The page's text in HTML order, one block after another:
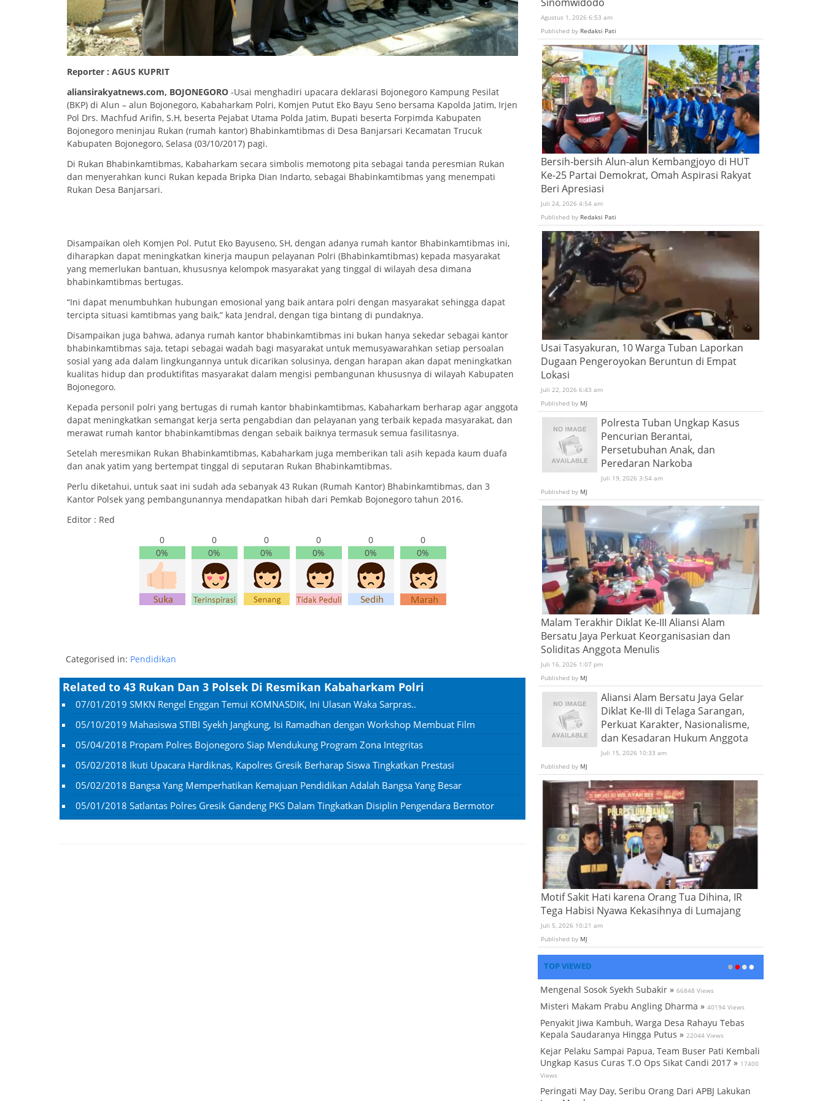
Reporter : AGUS KUPRIT
aliansirakyatnews.com, BOJONEGORO -Usai menghadiri upacara deklarasi Bojonegoro Kampung Pesilat
(BKP) di Alun – alun Bojonegoro, Kabaharkam Polri, Komjen Putut Eko Bayu Seno bersama Kapolda Jatim, Irjen
Pol Drs. Machfud Arifin, S.H, beserta Pejabat Utama Polda Jatim, Bupati beserta Forpimda Kabupaten
Bojonegoro meninjau Rukan (rumah kantor) Bhabinkamtibmas di Desa Banjarsari Kecamatan Trucuk
Kabupaten Bojonegoro, Selasa (03/10/2017) pagi.
Di Rukan Bhabinkamtibmas, Kabaharkam secara simbolis memotong pita sebagai tanda peresmian Rukan
dan menyerahkan kunci Rukan kepada Bripka Dian Indarto, sebagai Bhabinkamtibmas yang menempati
Rukan Desa Banjarsari.
Disampaikan oleh Komjen Pol. Putut Eko Bayuseno, SH, dengan adanya rumah kantor Bhabinkamtibmas ini,
diharapkan dapat meningkatkan kinerja maupun pelayanan Polri (Bhabinkamtibmas) kepada masyarakat
yang memerlukan bantuan, khususnya kelompok masyarakat yang tinggal di wilayah desa dimana
bhabinkamtibmas bertugas.
“Ini dapat menumbuhkan hubungan emosional yang baik antara polri dengan masyarakat sehingga dapat
tercipta situasi kamtibmas yang baik,” kata Jendral, dengan tiga bintang di pundaknya.
Disampaikan juga bahwa, adanya rumah kantor bhabinkamtibmas ini bukan hanya sekedar sebagai kantor
bhabinkamtibmas saja, tetapi sebagai wadah bagi masyarakat untuk memusyawarahkan setiap persoalan
sosial yang ada dalam lingkungannya untuk dicarikan solusinya, dengan harapan akan dapat meningkatkan
kualitas hidup dan produktifitas masyarakat dalam mengisi pembangunan khususnya di wilayah Kabupaten
Bojonegoro.
Kepada personil polri yang bertugas di rumah kantor bhabinkamtibmas, Kabaharkam berharap agar anggota
dapat meningkatkan semangat kerja serta pengabdian dan pelayanan yang terbaik kepada masyarakat, dan
merawat rumah kantor bhabinkamtibmas dengan sebaik baiknya termasuk semua fasilitasnya.
Setelah meresmikan Rukan Bhabinkamtibmas, Kabaharkam juga memberikan tali asih kepada kaum duafa
dan anak yatim yang bertempat tinggal di seputaran Rukan Bhabinkamtibmas.
Perlu diketahui, untuk saat ini sudah ada sebanyak 43 Rukan (Rumah Kantor) Bhabinkamtibmas, dan 3
Kantor Polsek yang pembangunannya mendapatkan hibah dari Pemkab Bojonegoro tahun 2016.
Editor : Red
0
0%
0
0%
0
0%
0
0%
0
0%
0
0%
Categorised in: Pendidikan
Related to 43 Rukan Dan 3 Polsek Di Resmikan Kabaharkam Polri
07/01/2019 SMKN Rengel Enggan Temui KOMNASDIK, Ini Ulasan Waka Sarpras..
05/10/2019 Mahasiswa STIBI Syekh Jangkung, Isi Ramadhan dengan Workshop Membuat Film
05/04/2018 Propam Polres Bojonegoro Siap Mendukung Program Zona Integritas
05/02/2018 Ikuti Upacara Hardiknas, Kapolres Gresik Berharap Siswa Tingkatkan Prestasi
05/02/2018 Bangsa Yang Memperhatikan Kemajuan Pendidikan Adalah Bangsa Yang Besar
05/01/2018 Satlantas Polres Gresik Gandeng PKS Dalam Tingkatkan Disiplin Pengendara Bermotor
Agustus 1, 2026 6:53 am
Published by Redaksi Pati
Bersih-bersih Alun-alun Kembangjoyo di HUT
Ke-25 Partai Demokrat, Omah Aspirasi Rakyat
Beri Apresiasi
Juli 24, 2026 4:54 am
Published by Redaksi Pati
Usai Tasyakuran, 10 Warga Tuban Laporkan
Dugaan Pengeroyokan Beruntun di Empat
Lokasi
Juli 22, 2026 6:43 am
Published by MJ
Polresta Tuban Ungkap Kasus
Pencurian Berantai,
Persetubuhan Anak, dan
Peredaran Narkoba
Juli 19, 2026 3:54 am
Published by MJ
Malam Terakhir Diklat Ke-III Aliansi Alam
Bersatu Jaya Perkuat Keorganisasian dan
Soliditas Anggota Menulis
Juli 16, 2026 1:07 pm
Published by MJ
Aliansi Alam Bersatu Jaya Gelar
Diklat Ke-III di Telaga Sarangan,
Perkuat Karakter, Nasionalisme,
dan Kesadaran Hukum Anggota
Juli 15, 2026 10:33 am
Published by MJ
Motif Sakit Hati karena Orang Tua Dihina, IR
Tega Habisi Nyawa Kekasihnya di Lumajang
Juli 5, 2026 10:21 am
Published by MJ
TOP VIEWED
Mengenal Sosok Syekh Subakir » 66848 Views
Misteri Makam Prabu Angling Dharma » 40194 Views
Penyakit Jiwa Kambuh, Warga Desa Rahayu Tebas
Kepala Saudaranya Hingga Putus » 22044 Views
Kejar Pelaku Sampai Papua, Team Buser Pati Kembali
Ungkap Kasus Curas T.O Ops Sikat Candi 2017 » 17400
Views
Peringati May Day, Seribu Orang Dari APBJ Lakukan